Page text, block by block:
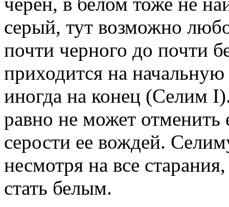
серый, тут возможно
почти черного до почти
приходится на
иногда на конец (Селим
равно не может отменить
серости ее вождей.
несмотря на все
стать белым.